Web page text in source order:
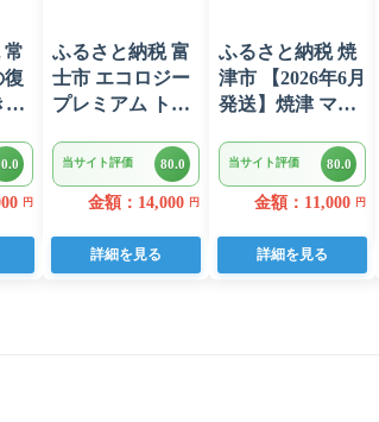
常
復
ハ
円
ふるさと納税 富
士市 エコロジー
プレミアム トイ
ダブル 96ロール
日用品 人気
当サイト評価 80.0
金額：14,000 円
詳細を見る
ふるさと納税 焼
津市 【2026年6月
発送】焼津 マグ
ト F4 ねぎとろ
(a10-875202606)
当サイト評価 80.0
金額：11,000 円
詳細を見る